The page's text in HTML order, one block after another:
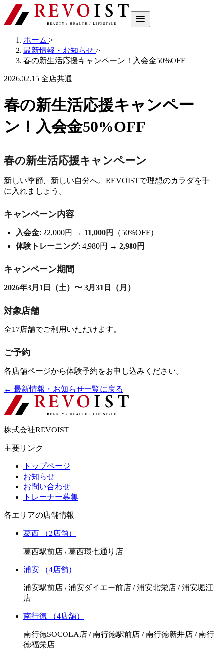
ホーム >
最新情報・お知らせ >
春の新生活応援キャンペーン！入会金50%OFF
2026.02.15 全店共通
春の新生活応援キャンペー
ン！入会金50%OFF
春の新生活応援キャンペーン
新しい季節、新しい自分へ。REVOISTで理想のカラダを手
に入れましょう。
キャンペーン内容
入会金: 22,000円 → 11,000円
（50%OFF）
体験トレーニング: 4,980円 → 2,980円
キャンペーン期間
2026年3月1日（土）〜 3月31日（月）
対象店舗
全17店舗でご利用いただけます。
ご予約
各店舗ページから体験予約をお申し込みください。
← 最新情報・お知らせ一覧に戻る
株式会社REVOIST
主要リンク
トップページ
お知らせ
お問い合わせ
トレーナー募集
各エリアの店舗情報
葛西 （2店舗）
葛西駅前店 / 葛西環七通り店
浦安 （4店舗）
浦安駅前店 / 浦安ダイエー前店 / 浦安北栄店 / 浦安堀江
店
南行徳 （4店舗）
南行徳SOCOLA店 / 南行徳駅前店 / 南行徳新井店 / 南行
徳福栄店